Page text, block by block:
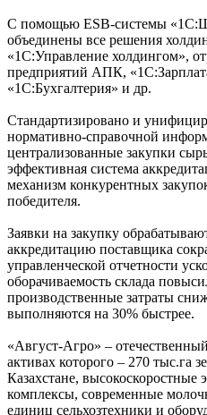
С помощью ESB-системы
объединены все решения
«1С:Управление холдингом»,
предприятий АПК,
«1С:Бухгалтерия» и др.
Стандартизировано и
нормативно-справочной
централизованные закупки
эффективная система
механизм конкурентных
победителя.
Заявки на закупку
аккредитацию поставщика
управленческой отчетности
оборачиваемость склада
производственные затраты
выполняются на 30% быстрее.
«Август-Агро» –
активах которого – 270 тыс.га
Казахстане,
комплексы, современные
единиц сельхозтехники и